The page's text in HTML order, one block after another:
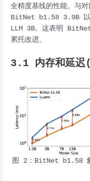
全精度基线的性能。与
BitNet b1.58 3.9B 以
LLM 3B。这表明
累托改进。
3.1 内存和延
图 2：BitNet b1.58 解